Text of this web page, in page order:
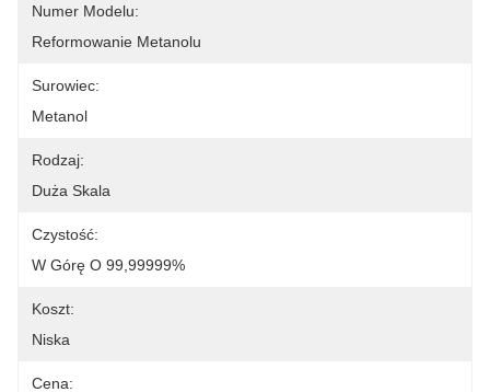
Numer Modelu:
Reformowanie Metanolu
Surowiec:
Metanol
Rodzaj:
Duża Skala
Czystość:
W Górę O 99,99999%
Koszt:
Niska
Cena: